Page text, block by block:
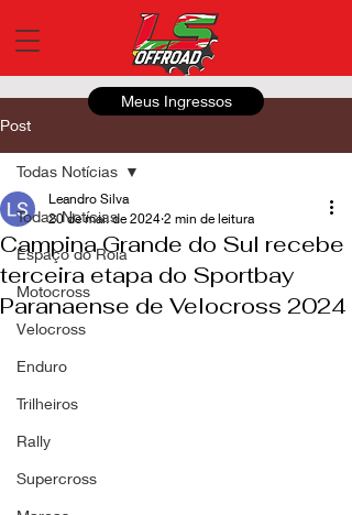
Meus Ingressos
Post
Todas Notícias
Espaço do Roia
Motocross
Velocross
Enduro
Trilheiros
Rally
Supercross
Todas Notícias
Campina Grande do Sul recebe
terceira etapa do Sportbay
Paranaense de Velocross 2024
Leandro Silva
20 de mai. de 2024 2 min de leitura